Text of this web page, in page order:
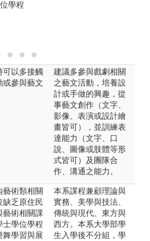
學程
可以多接觸
或參與藝文
建議多參與戲劇相關
之藝文活動，培養設
計或手做的興趣，從
事藝文創作（文字、
影像、表演或設計繪
畫皆可），並訓練表
達能力（文字、口
說、圖像或肢體等形
式皆可）及團隊合
作、溝通之能力。
藝術類相關
缺乏原住民
藝術相關課
士學位學程
舞學習與展
本系課程兼顧理論與
實務、美學與技法、
傳統與現代、東方與
西方。本系大學部學
生入學後不分組，學